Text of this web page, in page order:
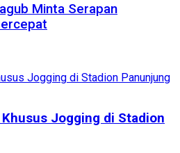
Minta Serapan
Jogging di Stadion